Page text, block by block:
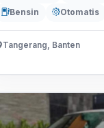
Bensin
Otomatis
Tangerang, Banten